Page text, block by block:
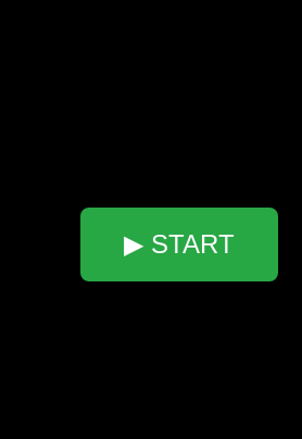
▶ START